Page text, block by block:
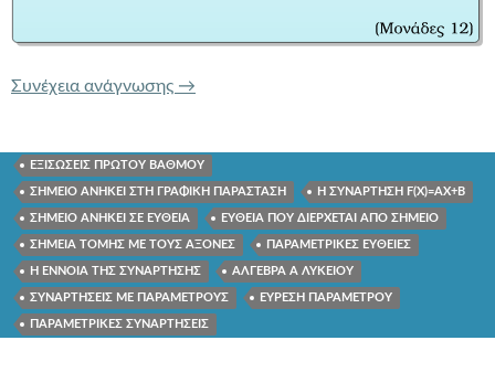
Συνέχεια ανάγνωσης ΤΡΑΠΕΖΑ ΘΕΜΑΤΩΝ 1241 Η
→
ΕΞΙΣΩΣΕΙΣ ΠΡΩΤΟΥ ΒΑΘΜΟΥ
ΣΗΜΕΙΟ ΑΝΗΚΕΙ ΣΤΗ ΓΡΑΦΙΚΗ ΠΑΡΑΣΤΑΣΗ Η ΣΥΝΑΡΤΗΣΗ F(X)=AX+B
ΣΗΜΕΙΟ ΑΝΗΚΕΙ ΣΕ ΕΥΘΕΙΑ ΕΥΘΕΙΑ ΠΟΥ ΔΙΕΡΧΕΤΑΙ ΑΠΟ ΣΗΜΕΙΟ
ΣΗΜΕΙΑ ΤΟΜΗΣ ΜΕ ΤΟΥΣ ΑΞΟΝΕΣ ΠΑΡΑΜΕΤΡΙΚΕΣ ΕΥΘΕΙΕΣ
Η ΕΝΝΟΙΑ ΤΗΣ ΣΥΝΑΡΤΗΣΗΣ ΑΛΓΕΒΡΑ Α ΛΥΚΕΙΟΥ
ΣΥΝΑΡΤΗΣΕΙΣ ΜΕ ΠΑΡΑΜΕΤΡΟΥΣ ΕΥΡΕΣΗ ΠΑΡΑΜΕΤΡΟΥ
ΠΑΡΑΜΕΤΡΙΚΕΣ ΣΥΝΑΡΤΗΣΕΙΣ